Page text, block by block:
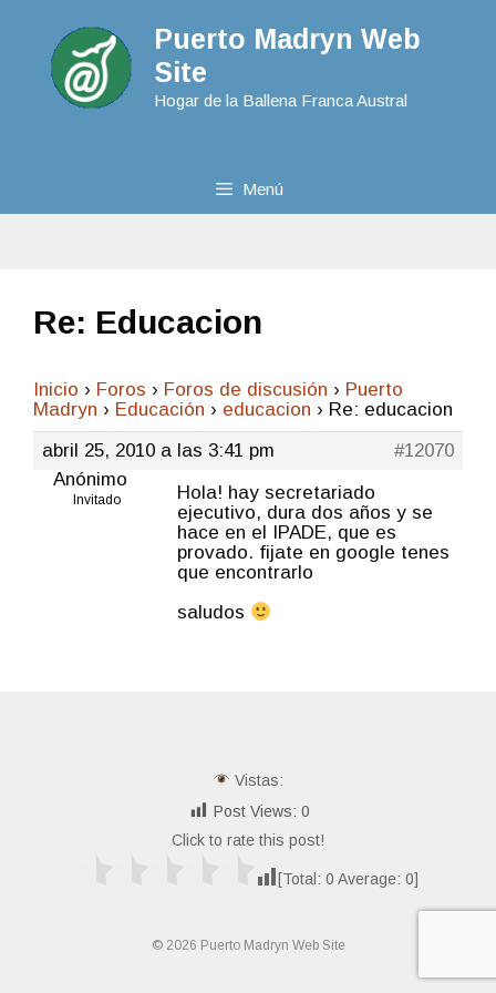
Puerto Madryn Web
Site
Hogar de la Ballena Franca Austral
Menú
Re: Educacion
Inicio › Foros › Foros de discusión › Puerto
Madryn › Educación › educacion › Re: educacion
abril 25, 2010 a las 3:41 pm
#12070
Anónimo
Invitado
Hola! hay secretariado
ejecutivo, dura dos años y se
hace en el IPADE, que es
provado. fijate en google tenes
que encontrarlo
saludos
Vistas:
Post Views: 0
Click to rate this post!
[Total: 0 Average: 0]
© 2026 Puerto Madryn Web Site